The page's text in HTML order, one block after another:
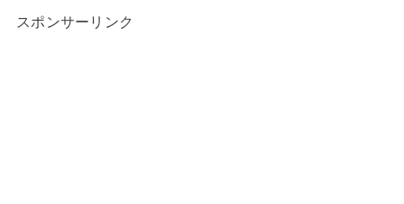
スポンサーリンク